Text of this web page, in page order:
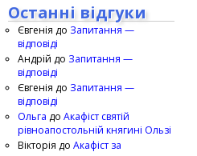
Останні відгуки
Євгенія до Запитання —
відповіді
Андрій до Запитання —
відповіді
Євгенія до Запитання —
відповіді
Ольга до Акафіст святій
рівноапостольній княгині Ользі
Вікторія до Акафіст за